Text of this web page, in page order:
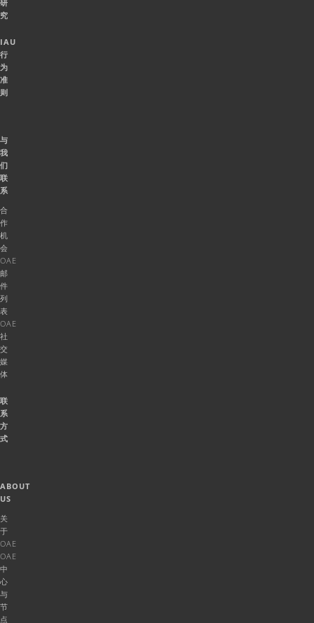
研
究
IAU
行
为
准
则
与
我
们
联
系
合
作
机
会
OAE
邮
件
列
表
OAE
社
交
媒
体
联
系
方
式
ABOUT
US
关
于
OAE
OAE
中
心
与
节
点